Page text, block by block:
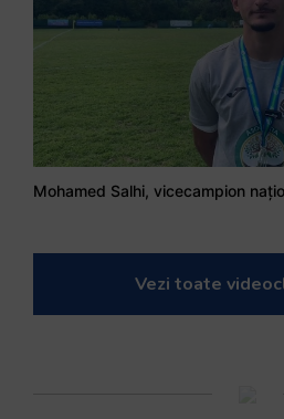
Vezi toate